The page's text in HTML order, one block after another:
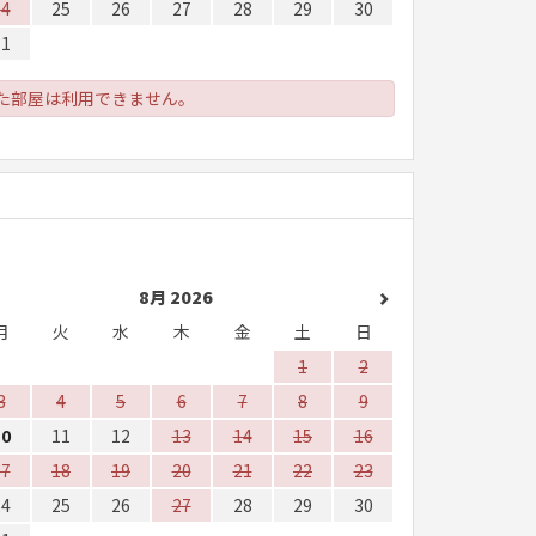
25 26 27 28 29
30
部屋は利用できません。
8月 2026
火 水 木 金 土
日
1
2
4 5 6 7 8
9
11 12 13 14 15
16
18 19 20 21 22
23
25 26 27 28 29
30